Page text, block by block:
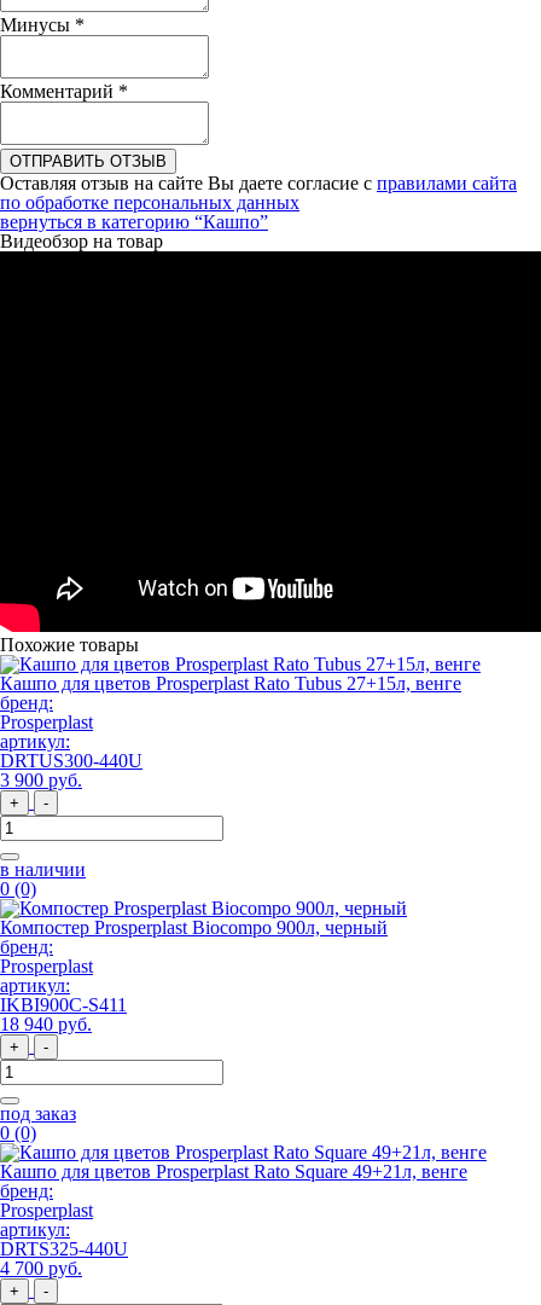
Минусы *
Комментарий *
ОТПРАВИТЬ ОТЗЫВ
Оставляя отзыв на сайте Вы даете согласие с правилами сайта
по обработке персональных данных
вернуться в категорию “Кашпо”
Видеобзор на товар
Похожие товары
Кашпо для цветов Prosperplast Rato Tubus 27+15л, венге
бренд:
Prosperplast
артикул:
DRTUS300-440U
3 900 руб.
+ -
в наличии
0 (0)
Компостер Prosperplast Biocompo 900л, черный
бренд:
Prosperplast
артикул:
IKBI900C-S411
18 940 руб.
+ -
под заказ
0 (0)
Кашпо для цветов Prosperplast Rato Square 49+21л, венге
бренд:
Prosperplast
артикул:
DRTS325-440U
4 700 руб.
+ -